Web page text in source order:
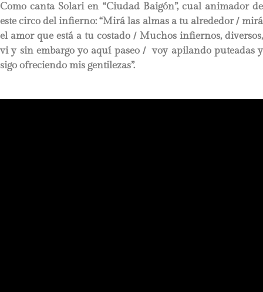
Como canta Solari en “Ciudad Baigón”, cual animador de
este circo del infierno: “Mirá las almas a tu alrededor / mirá
el amor que está a tu costado / Muchos infiernos, diversos,
vi y sin embargo yo aquí paseo / voy apilando puteadas y
sigo ofreciendo mis gentilezas”.